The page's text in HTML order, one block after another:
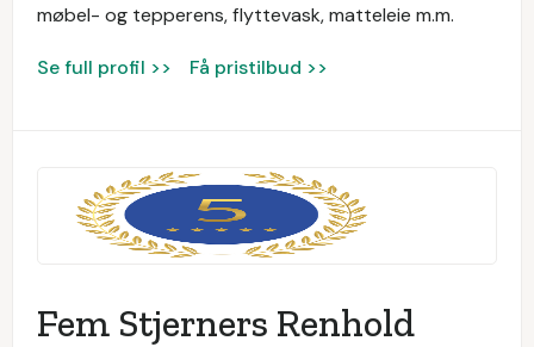
møbel- og tepperens, flyttevask, matteleie m.m.
Se full profil >> Få pristilbud >>
Fem Stjerners Renhold